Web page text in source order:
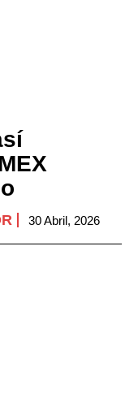
30 Abril, 2026